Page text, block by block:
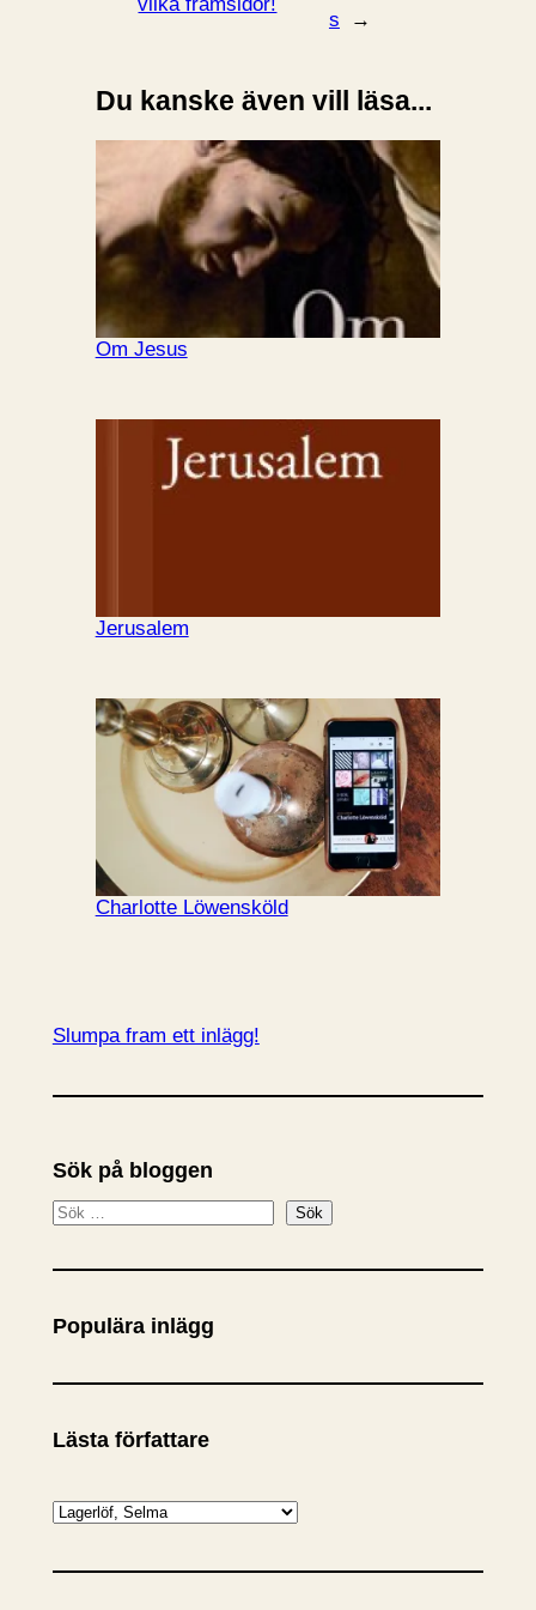
s
→
Du kanske även vill läsa...
Om Jesus
Jerusalem
Charlotte Löwensköld
Slumpa fram ett inlägg!
Sök på bloggen
S
k
Sök
Populära inlägg
Lästa författare
K
t